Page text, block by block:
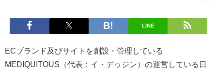
LINE
ECブランド及びサイトを創設・管理している
MEDIQUITOUS（代表：イ・デゥジン）の運営している日